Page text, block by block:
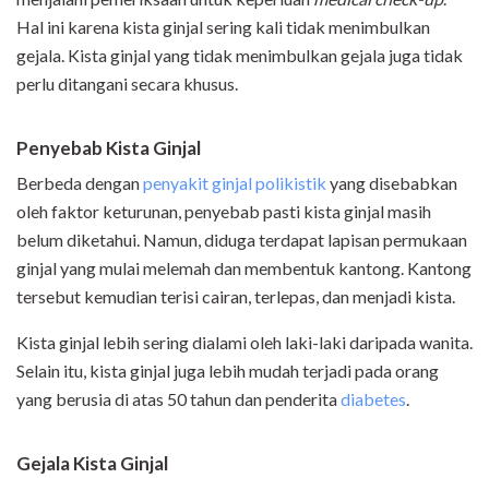
Hal ini karena kista ginjal sering kali tidak menimbulkan
gejala. Kista ginjal yang tidak menimbulkan gejala juga tidak
perlu ditangani secara khusus.
Penyebab Kista Ginjal
Berbeda denganpenyakit ginjal polikistik yang disebabkan
oleh faktor keturunan, penyebab pasti kista ginjal masih
belum diketahui. Namun, diduga terdapat lapisan permukaan
ginjal yang mulai melemah dan membentuk kantong. Kantong
tersebut kemudian terisi cairan, terlepas, dan menjadi kista.
Kista ginjal lebih sering dialami oleh laki-laki daripada wanita.
Selain itu, kista ginjal juga lebih mudah terjadi pada orang
yang berusia di atas 50 tahun dan penderitadiabetes.
Gejala Kista Ginjal